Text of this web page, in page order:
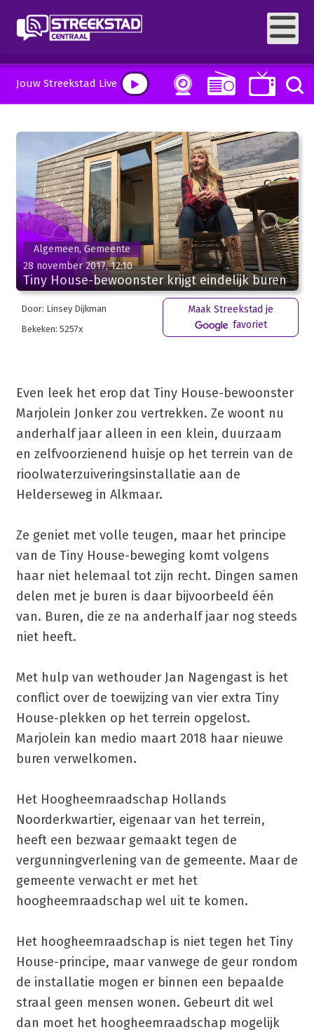
Jouw Streekstad Live
Algemeen, Gemeente
28 november 2017, 12:10
Tiny House-bewoonster krijgt eindelijk buren
Door: Linsey Dijkman
Bekeken: 5257x
Maak Streekstad je
favoriet
Even leek het erop dat Tiny House-bewoonster
Marjolein Jonker zou vertrekken. Ze woont nu
anderhalf jaar alleen in een klein, duurzaam
en zelfvoorzienend huisje op het terrein van de
rioolwaterzuiveringsinstallatie aan de
Helderseweg in Alkmaar.
Ze geniet met volle teugen, maar het principe
van de Tiny House-beweging komt volgens
haar niet helemaal tot zijn recht. Dingen samen
delen met je buren is daar bijvoorbeeld één
van. Buren, die ze na anderhalf jaar nog steeds
niet heeft.
Met hulp van wethouder Jan Nagengast is het
conflict over de toewijzing van vier extra Tiny
House-plekken op het terrein opgelost.
Marjolein kan medio maart 2018 haar nieuwe
buren verwelkomen.
Het Hoogheemraadschap Hollands
Noorderkwartier, eigenaar van het terrein,
heeft een bezwaar gemaakt tegen de
vergunningverlening van de gemeente. Maar de
gemeente verwacht er met het
hoogheemraadschap wel uit te komen.
Het hoogheemraadschap is niet tegen het Tiny
House-principe, maar vanwege de geur rondom
de installatie mogen er binnen een bepaalde
straal geen mensen wonen. Gebeurt dit wel
dan moet het hoogheemraadschap mogelijk